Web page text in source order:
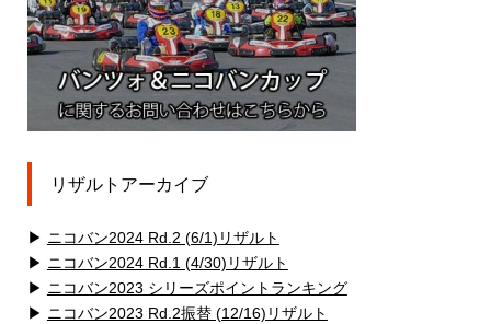
リザルトアーカイブ
▶ ニコバン2024 Rd.2 (6/1)リザルト
▶ ニコバン2024 Rd.1 (4/30)リザルト
▶ ニコバン2023 シリーズポイントランキング
▶ ニコバン2023 Rd.2振替 (12/16)リザルト